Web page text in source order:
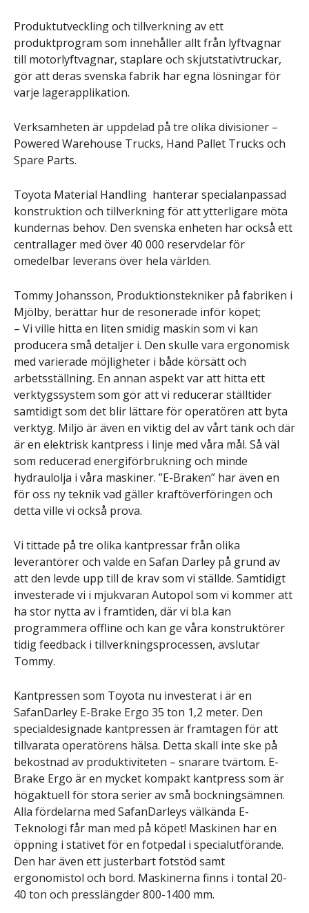
Produktutveckling och tillverkning av ett
produktprogram som innehåller allt från lyftvagnar
till motorlyftvagnar, staplare och skjutstativtruckar,
gör att deras svenska fabrik har egna lösningar för
varje lagerapplikation.
Verksamheten är uppdelad på tre olika divisioner –
Powered Warehouse Trucks, Hand Pallet Trucks och
Spare Parts.
Toyota Material Handling hanterar specialanpassad
konstruktion och tillverkning för att ytterligare möta
kundernas behov. Den svenska enheten har också ett
centrallager med över 40 000 reservdelar för
omedelbar leverans över hela världen.
Tommy Johansson, Produktionstekniker på fabriken i
Mjölby, berättar hur de resonerade inför köpet;
– Vi ville hitta en liten smidig maskin som vi kan
producera små detaljer i. Den skulle vara ergonomisk
med varierade möjligheter i både körsätt och
arbetsställning. En annan aspekt var att hitta ett
verktygssystem som gör att vi reducerar ställtider
samtidigt som det blir lättare för operatören att byta
verktyg. Miljö är även en viktig del av vårt tänk och där
är en elektrisk kantpress i linje med våra mål. Så väl
som reducerad energiförbrukning och minde
hydraulolja i våra maskiner. ”E-Braken” har även en
för oss ny teknik vad gäller kraftöverföringen och
detta ville vi också prova.
Vi tittade på tre olika kantpressar från olika
leverantörer och valde en Safan Darley på grund av
att den levde upp till de krav som vi ställde. Samtidigt
investerade vi i mjukvaran Autopol som vi kommer att
ha stor nytta av i framtiden, där vi bl.a kan
programmera offline och kan ge våra konstruktörer
tidig feedback i tillverkningsprocessen, avslutar
Tommy.
Kantpressen som Toyota nu investerat i är en
SafanDarley E-Brake Ergo 35 ton 1,2 meter. Den
specialdesignade kantpressen är framtagen för att
tillvarata operatörens hälsa. Detta skall inte ske på
bekostnad av produktiviteten – snarare tvärtom. E-
Brake Ergo är en mycket kompakt kantpress som är
högaktuell för stora serier av små bockningsämnen.
Alla fördelarna med SafanDarleys välkända E-
Teknologi får man med på köpet! Maskinen har en
öppning i stativet för en fotpedal i specialutförande.
Den har även ett justerbart fotstöd samt
ergonomistol och bord. Maskinerna finns i tontal 20-
40 ton och presslängder 800-1400 mm.